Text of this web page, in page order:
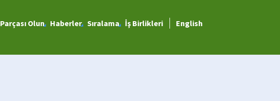
Parçası Olun Haberler Sıralama İş Birlikleri English